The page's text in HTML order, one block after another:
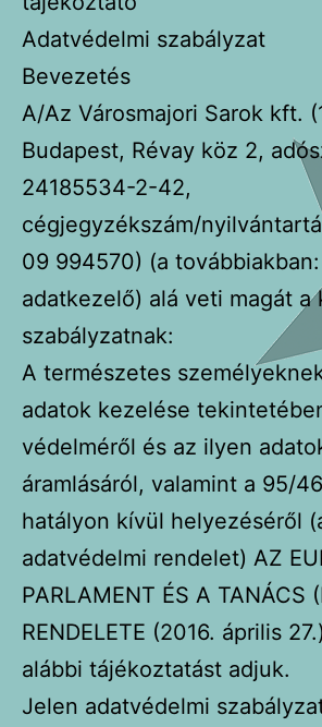
Adatvédelmi szabályzat
Bevezetés
A/Az Városmajori Sarok kft.
Budapest, Révay köz 2,
24185534-2-42,
cégjegyzékszám/
09 994570) (a
adatkezelő) alá veti magát a
szabályzatnak:
A természetes
adatok kezelése
védelméről és az ilyen
áramlásáról, valamint a 95/
hatályon kívül helyezéséről
adatvédelmi rendelet) AZ
PARLAMENT ÉS A TANÁCS
RENDELETE (2016. április
alábbi tájékoztatást adjuk.
Jelen adatvédelmi